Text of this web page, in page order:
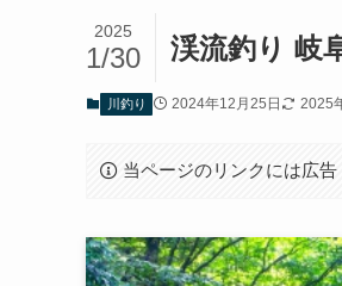
渓流釣り 岐
2025
1/30
川釣り 2024年12月25日 2025
当ページのリンクには広